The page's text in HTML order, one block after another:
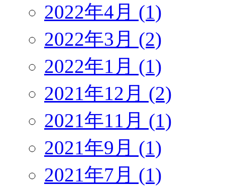
2022年4月 (1)
2022年3月 (2)
2022年1月 (1)
2021年12月 (2)
2021年11月 (1)
2021年9月 (1)
2021年7月 (1)